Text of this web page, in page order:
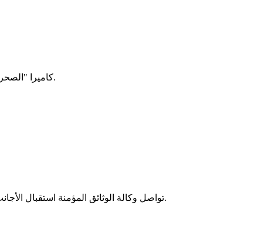
كاميرا "الصحراء" زارت أكجوجت ورصدت معاناة السكان جراء الأمطار، منذ اللحظات الأولى لهطولها، وأبرز الأضرار التي خلفتها السيول في أحيائهم وبيوتهم.
تواصل وكالة الوثائق المؤمنة استقبال الأجانب المقيمين في موريتانيا لتمكينهم من الحصول على بطاقة الإقامة بشكل مجاني ضمن حملة حكومية تهدف لإحصاء جميع الأجانب في موريتانيا.